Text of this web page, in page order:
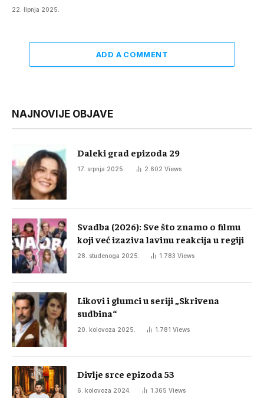
22. lipnja 2025.
ADD A COMMENT
NAJNOVIJE OBJAVE
Daleki grad epizoda 29
17. srpnja 2025. 2.602 Views
Svadba (2026): Sve što znamo o filmu
koji već izaziva lavinu reakcija u regiji
28. studenoga 2025. 1.783 Views
Likovi i glumci u seriji „Skrivena
sudbina“
20. kolovoza 2025. 1.781 Views
Divlje srce epizoda 53
6. kolovoza 2024. 1.365 Views